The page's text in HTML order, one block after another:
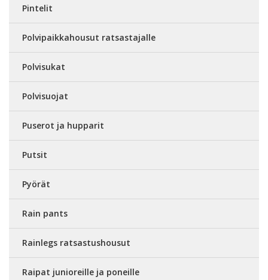
Pintelit
Polvipaikkahousut ratsastajalle
Polvisukat
Polvisuojat
Puserot ja hupparit
Putsit
Pyörät
Rain pants
Rainlegs ratsastushousut
Raipat junioreille ja poneille